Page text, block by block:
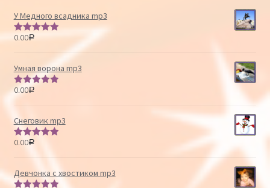
У Медного всадника mp3
Оценка
0.00Р
Умная ворона mp3
Оценка
0.00Р
Снеговик mp3
Оценка
0.00Р
Девчонка с хвостиком mp3